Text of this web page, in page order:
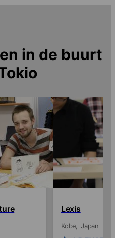
in de buurt
Lexis
Kobe Japan